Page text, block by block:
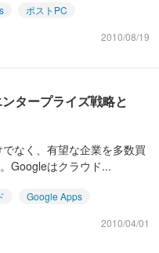
ポストPC
2010/08/19
タープライズ戦略と
なく、有望な企業を多数買
Googleはクラウド...
Google Apps
2010/04/01